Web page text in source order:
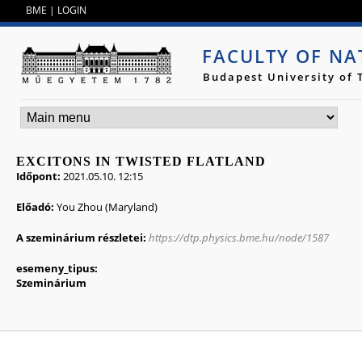
BME | LOGIN
FACULTY OF
Budapest University of
EXCITONS IN TWISTED FLATLAND
Időpont: 2021.05.10. 12:15
Előadó: You Zhou (Maryland)
A szeminárium részletei: https://dtp.physics.bme.hu/node/1587
esemeny_tipus:
Szeminárium